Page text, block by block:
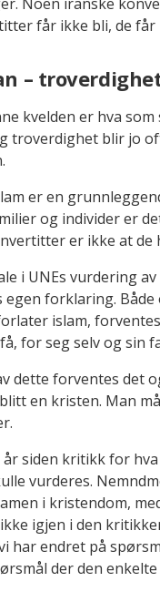
får ikke bli, de
–
kvelden er hva
troverdighet blir jo
er en
og individer er
er ikke at de
i UNEs vurdering
egen forklaring.
islam,
for seg selv og sin
dette forventes det
en kristen. Man
siden kritikk for
vurderes.
i kristendom,
igjen i den
har endret på
der den